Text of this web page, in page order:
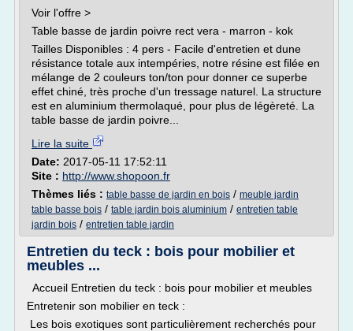
Voir l'offre >
Table basse de jardin poivre rect vera - marron - kok
Tailles Disponibles : 4 pers - Facile d'entretien et dune
résistance totale aux intempéries, notre résine est filée en
mélange de 2 couleurs ton/ton pour donner ce superbe
effet chiné, très proche d'un tressage naturel. La structure
est en aluminium thermolaqué, pour plus de légèreté. La
table basse de jardin poivre...
Lire la suite
Date: 2017-05-11 17:52:11
Site : http://www.shopoon.fr
Thèmes liés : table basse de jardin en bois / meuble jardin
table basse bois / table jardin bois aluminium / entretien table
jardin bois / entretien table jardin
Entretien du teck : bois pour mobilier et
meubles ...
Accueil Entretien du teck : bois pour mobilier et meubles
Entretenir son mobilier en teck :
Les bois exotiques sont particulièrement recherchés pour